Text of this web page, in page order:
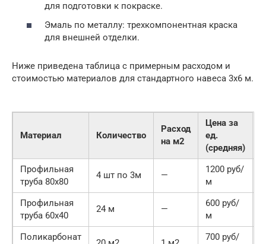
для подготовки к покраске.
Эмаль по металлу: трехкомпонентная краска
для внешней отделки.
Ниже приведена таблица с примерным расходом и
стоимостью материалов для стандартного навеса 3х6 м.
Материал Количество
Расход
на м2
Цена за
ед.
(средняя)
Профильная
труба 80х80
4 шт по 3м —
1200 руб/
м
Профильная
труба 60х40
24 м —
600 руб/
м
Поликарбонат
700 руб/